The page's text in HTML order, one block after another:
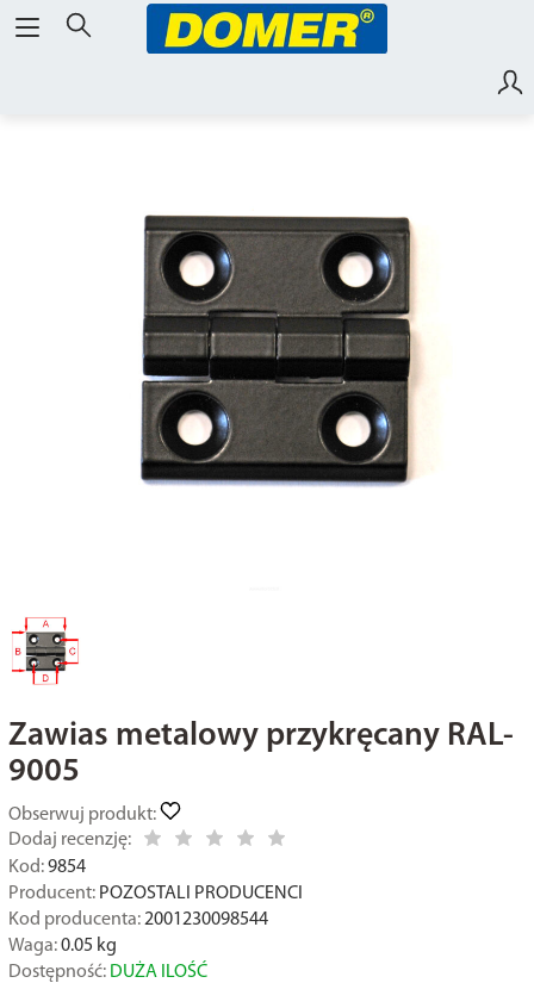
Zawias metalowy przykręcany RAL-
9005
Obserwuj produkt:
Dodaj recenzję:
Kod: 9854
Producent: POZOSTALI PRODUCENCI
Kod producenta: 2001230098544
Waga: 0.05 kg
Dostępność: DUŻA ILOŚĆ